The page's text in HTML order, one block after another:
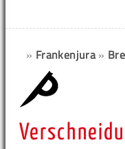
» Frankenjura»